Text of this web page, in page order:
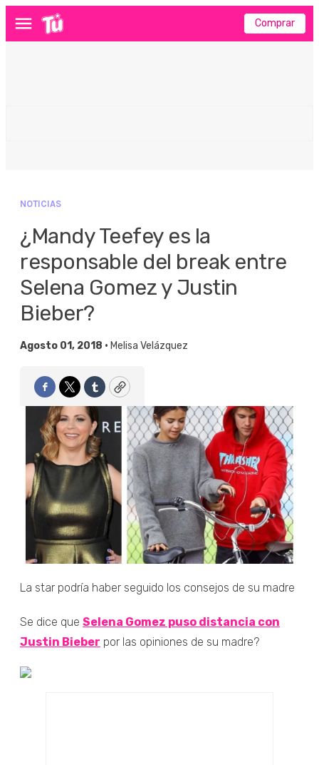
Menú Comprar
NOTICIAS
¿Mandy Teefey es la
responsable del break entre
Selena Gomez y Justin
Bieber?
Agosto 01, 2018 • Melisa Velázquez
Facebook
TwitterTumblrCopy
La star podría haber seguido los consejos de su madre
Se dice que Selena Gomez puso distancia con
Justin Bieber por las opiniones de su madre?